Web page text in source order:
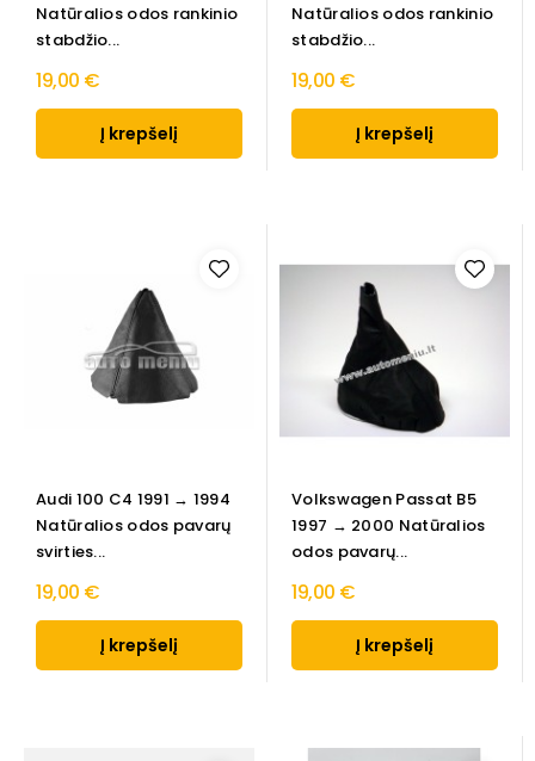
Natūralios odos rankinio
stabdžio...
19,00 €
Į krepšelį
Natūralios odos rankinio
stabdžio...
19,00 €
Į krepšelį
Audi 100 C4 1991 → 1994
Natūralios odos pavarų
svirties...
19,00 €
Į krepšelį
Volkswagen Passat B5
1997 → 2000 Natūralios
odos pavarų...
19,00 €
Į krepšelį